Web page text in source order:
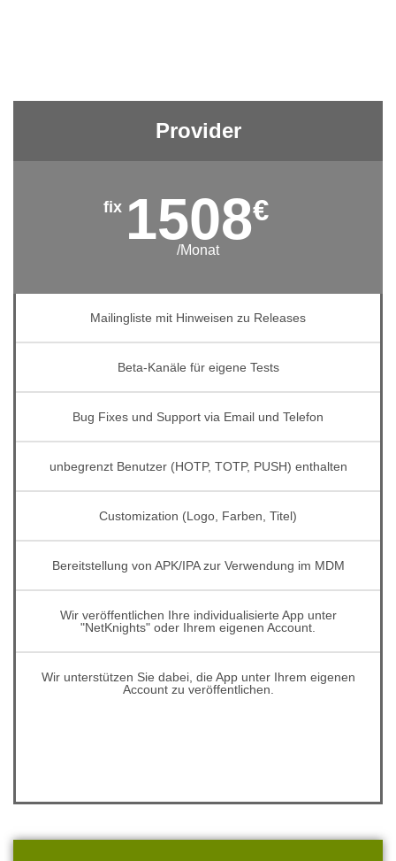
Provider
1508€
/Monat
Mailingliste mit Hinweisen zu Releases
Beta-Kanäle für eigene Tests
Bug Fixes und Support via Email und Telefon
unbegrenzt Benutzer (HOTP, TOTP, PUSH) enthalten
Customization (Logo, Farben, Titel)
Bereitstellung von APK/IPA zur Verwendung im MDM
Wir veröffentlichen Ihre individualisierte App unter
"NetKnights" oder Ihrem eigenen Account.
Wir unterstützen Sie dabei, die App unter Ihrem eigenen
Account zu veröffentlichen.